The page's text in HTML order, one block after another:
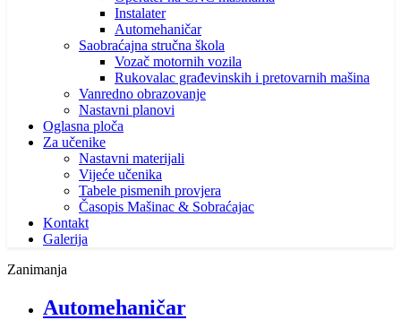
Instalater
Automehaničar
Saobraćajna stručna škola
Vozač motornih vozila
Rukovalac građevinskih i pretovarnih mašina
Vanredno obrazovanje
Nastavni planovi
Oglasna ploča
Za učenike
Nastavni materijali
Vijeće učenika
Tabele pismenih provjera
Časopis Mašinac & Sobraćajac
Kontakt
Galerija
Zanimanja
Automehaničar